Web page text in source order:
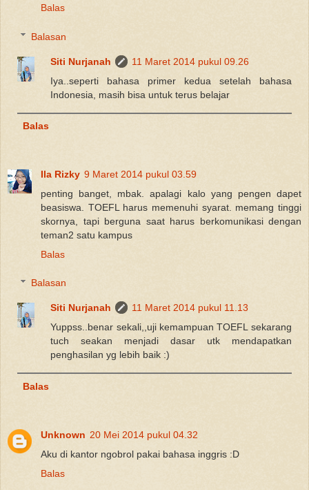
Balas
Balasan
Siti Nurjanah
11 Maret 2014 pukul 09.26
Iya..seperti bahasa primer kedua setelah bahasa
Indonesia, masih bisa untuk terus belajar
Balas
Ila Rizky 9 Maret 2014 pukul 03.59
penting banget, mbak. apalagi kalo yang pengen dapet
beasiswa. TOEFL harus memenuhi syarat. memang tinggi
skornya, tapi berguna saat harus berkomunikasi dengan
teman2 satu kampus
Balas
Balasan
Siti Nurjanah
11 Maret 2014 pukul 11.13
Yuppss..benar sekali,,uji kemampuan TOEFL sekarang
tuch seakan menjadi dasar utk mendapatkan
penghasilan yg lebih baik :)
Balas
Unknown 20 Mei 2014 pukul 04.32
Aku di kantor ngobrol pakai bahasa inggris :D
Balas